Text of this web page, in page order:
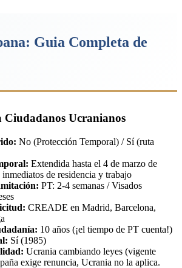
Guia Completa de
Ciudadanos Ucranianos
No (Protección Temporal) / Sí (ruta
Extendida hasta el 4 de marzo de
de residencia y trabajo
PT: 2-4 semanas / Visados
CREADE en Madrid, Barcelona,
10 años (¡el tiempo de PT cuenta!)
Sí (1985)
Ucrania cambiando leyes (vigente
exige renuncia, Ucrania no la aplica.